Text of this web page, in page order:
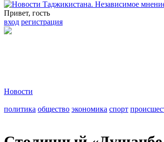
Привет, гость
вход регистрация
Новости
политика общество экономика спорт